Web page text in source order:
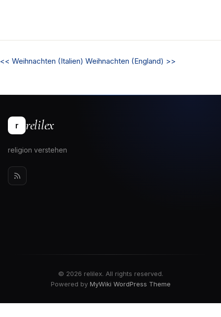
<< Weihnachten (Italien) Weihnachten (England) >>
r relilex
religion verstehen
© 2026 relilex. All rights reserved.
Powered by MyWiki WordPress Theme